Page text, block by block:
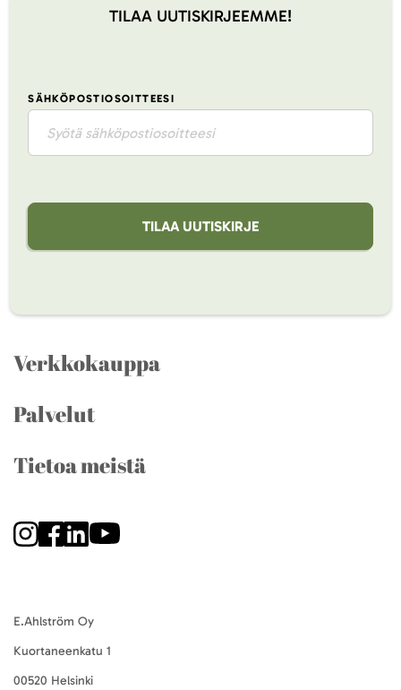
TILAA UUTISKIRJEEMME!
SÄHKÖPOSTIOSOITTEESI
TILAA UUTISKIRJE
Verkkokauppa
Palvelut
Tietoa meistä
E.Ahlström Oy
Kuortaneenkatu 1
00520 Helsinki